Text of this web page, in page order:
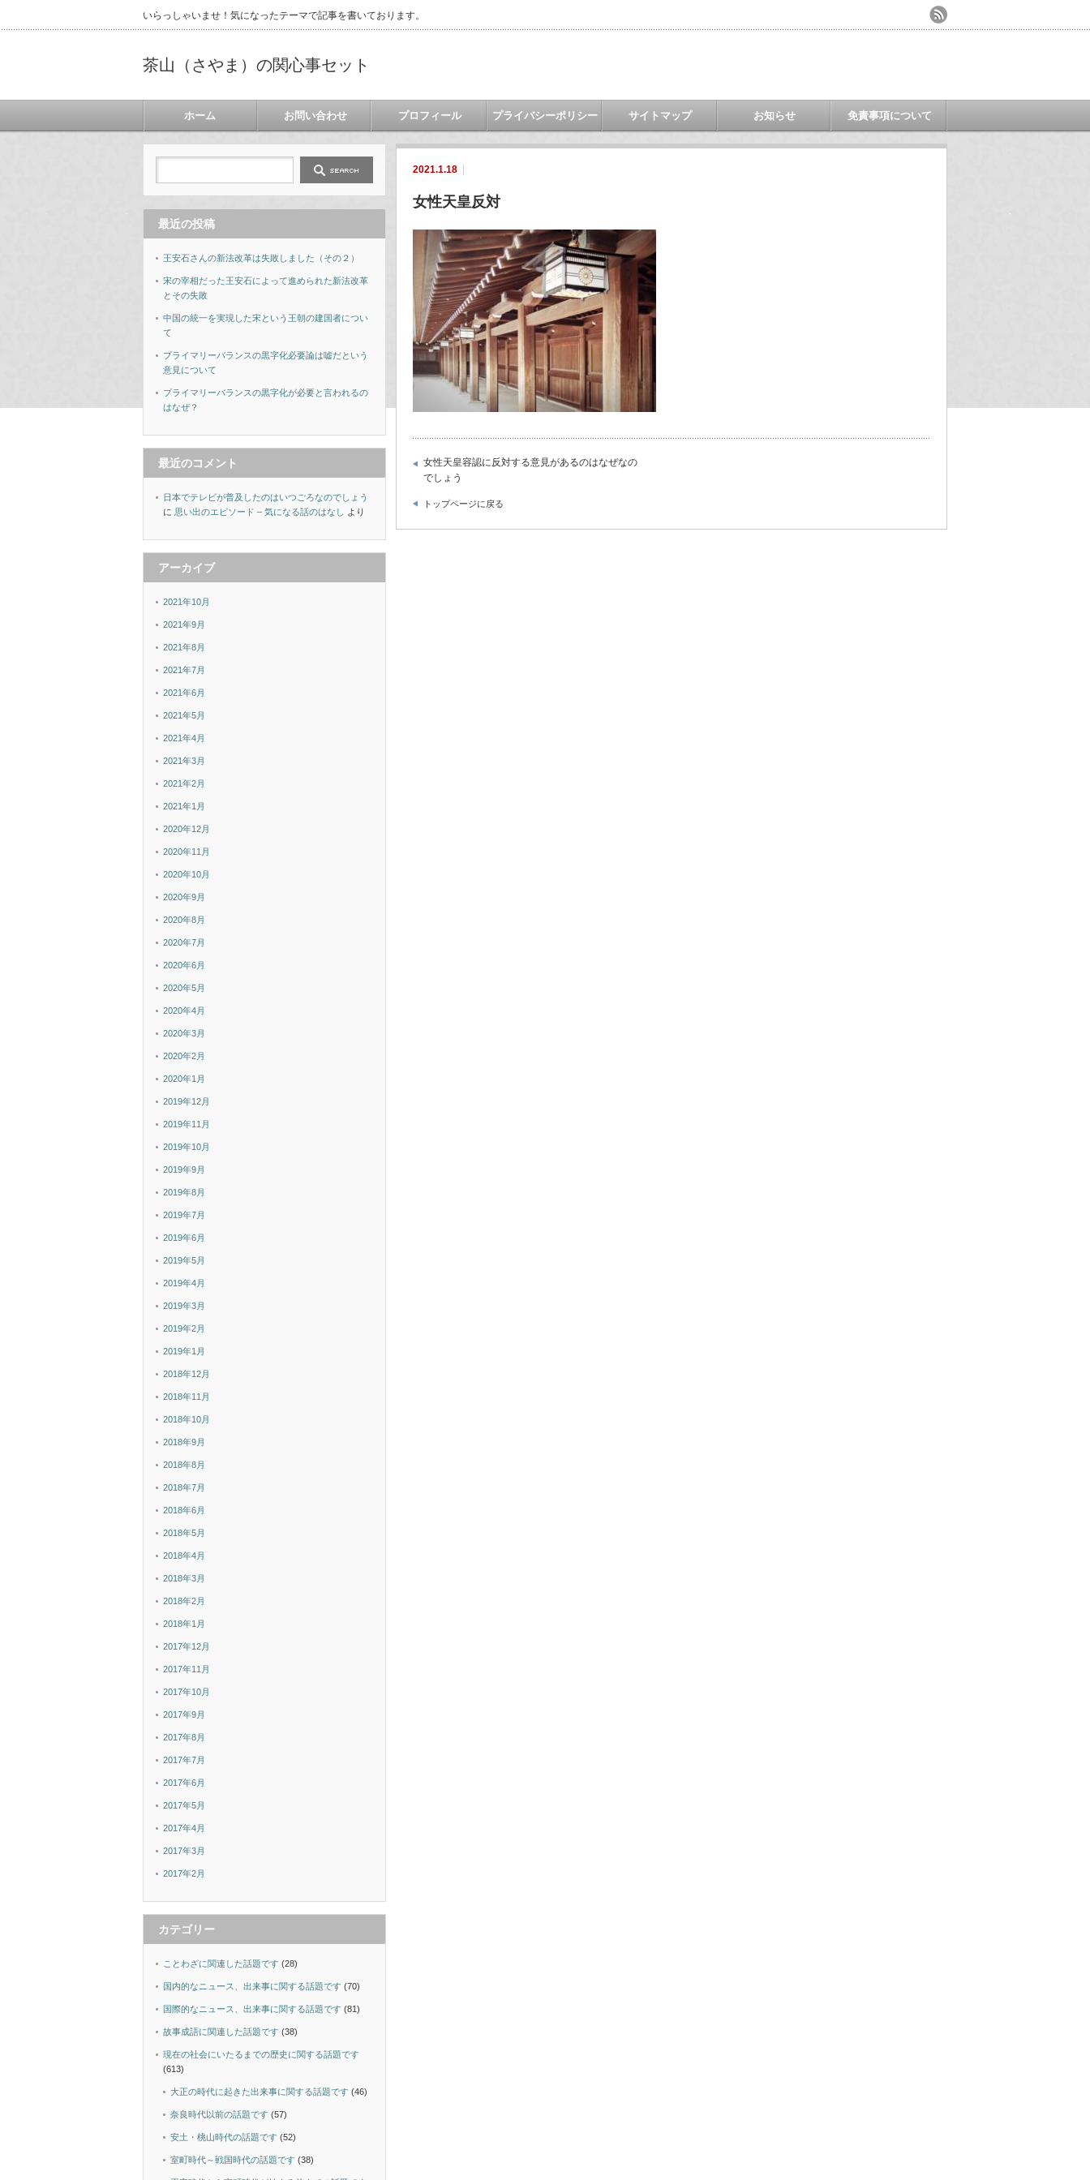
いらっしゃいませ！気になったテーマで記事を書いております。
茶山（さやま）の関心事セット
ホーム お問い合わせ プロフィール プライバシーポリシー サイトマップ お知らせ 免責事項について
2021.1.18
女性天皇反対
女性天皇容認に反対する意見があるのはなぜなの
でしょう
トップページに戻る
最近の投稿
王安石さんの新法改革は失敗しました（その２）
宋の宰相だった王安石によって進められた新法改革
とその失敗
中国の統一を実現した宋という王朝の建国者につい
て
プライマリーバランスの黒字化必要論は嘘だという
意見について
プライマリーバランスの黒字化が必要と言われるの
はなぜ？
最近のコメント
日本でテレビが普及したのはいつごろなのでしょう
に 思い出のエピソード – 気になる話のはなし より
アーカイブ
2021年10月
2021年9月
2021年8月
2021年7月
2021年6月
2021年5月
2021年4月
2021年3月
2021年2月
2021年1月
2020年12月
2020年11月
2020年10月
2020年9月
2020年8月
2020年7月
2020年6月
2020年5月
2020年4月
2020年3月
2020年2月
2020年1月
2019年12月
2019年11月
2019年10月
2019年9月
2019年8月
2019年7月
2019年6月
2019年5月
2019年4月
2019年3月
2019年2月
2019年1月
2018年12月
2018年11月
2018年10月
2018年9月
2018年8月
2018年7月
2018年6月
2018年5月
2018年4月
2018年3月
2018年2月
2018年1月
2017年12月
2017年11月
2017年10月
2017年9月
2017年8月
2017年7月
2017年6月
2017年5月
2017年4月
2017年3月
2017年2月
カテゴリー
ことわざに関連した話題です (28)
国内的なニュース、出来事に関する話題です (70)
国際的なニュース、出来事に関する話題です (81)
故事成語に関連した話題です (38)
現在の社会にいたるまでの歴史に関する話題です
(613)
大正の時代に起きた出来事に関する話題です (46)
奈良時代以前の話題です (57)
安土・桃山時代の話題です (52)
室町時代～戦国時代の話題です (38)